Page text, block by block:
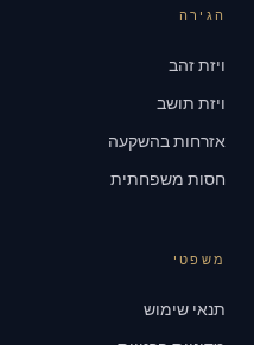
הגירה
ויזת זהב
ויזת תושב
אזרחות בהשקעה
חסות משפחתית
משפטי
תנאי שימוש